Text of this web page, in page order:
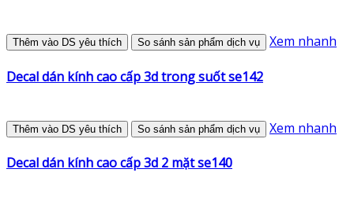
Thêm vào DS yêu thích So sánh sản phẩm dịch vụ Xem nhanh
Decal dán kính cao cấp 3d trong suốt se142
Thêm vào DS yêu thích So sánh sản phẩm dịch vụ Xem nhanh
Decal dán kính cao cấp 3d 2 mặt se140